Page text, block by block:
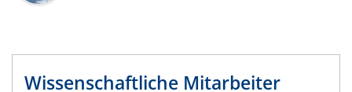
Wissenschaftliche Mitarbeiter